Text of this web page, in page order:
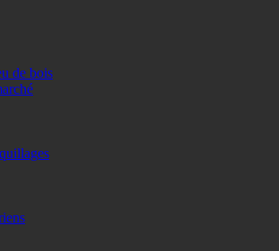
de bois